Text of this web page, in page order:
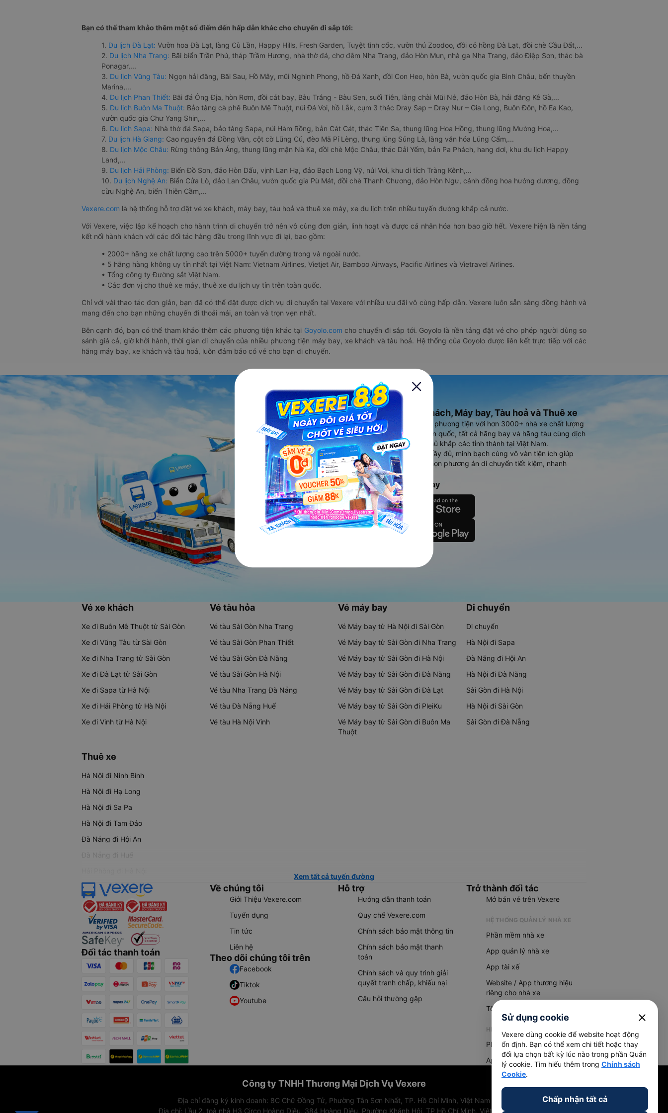
Bạn có thể tham khảo thêm một số điểm đến hấp dẫn khác cho chuyến đi sắp tới:
1. Du lịch Đà Lạt: Vườn hoa Đà Lạt, làng Cù Lần, Happy Hills, Fresh Garden, Tuyệt tình cốc, vườn thú Zoodoo, đồi cỏ hồng Đà Lạt, đồi chè Cầu Đất,...
2. Du lịch Nha Trang: Bãi biển Trần Phú, tháp Trầm Hương, nhà thờ đá, chợ đêm Nha Trang, đảo Hòn Mun, nhà ga Nha Trang, đảo Điệp Sơn, thác bà
Ponagar,...
3. Du lịch Vũng Tàu: Ngọn hải đăng, Bãi Sau, Hồ Mây, mũi Nghinh Phong, hồ Đá Xanh, đồi Con Heo, hòn Bà, vườn quốc gia Bình Châu, bến thuyền
Marina,...
4. Du lịch Phan Thiết: Bãi đá Ông Địa, hòn Rơm, đồi cát bay, Bàu Trắng - Bàu Sen, suối Tiên, làng chài Mũi Né, đảo Hòn Bà, hải đăng Kê Gà,...
5. Du lịch Buôn Ma Thuột: Bảo tàng cà phê Buôn Mê Thuột, núi Đá Voi, hồ Lắk, cụm 3 thác Dray Sap – Dray Nur – Gia Long, Buôn Đôn, hồ Ea Kao,
vườn quốc gia Chư Yang Shin,...
6. Du lịch Sapa: Nhà thờ đá Sapa, bảo tàng Sapa, núi Hàm Rồng, bản Cát Cát, thác Tiên Sa, thung lũng Hoa Hồng, thung lũng Mường Hoa,...
7. Du lịch Hà Giang: Cao nguyên đá Đồng Văn, cột cờ Lũng Cú, đèo Mã Pí Lèng, thung lũng Sủng Là, làng văn hóa Lũng Cẩm,...
8. Du lịch Mộc Châu: Rừng thông Bản Áng, thung lũng mận Nà Ka, đồi chè Mộc Châu, thác Dải Yếm, bản Pa Phách, hang dơi, khu du lịch Happy
Land,...
9. Du lịch Hải Phòng: Biển Đồ Sơn, đảo Hòn Dấu, vịnh Lan Hạ, đảo Bạch Long Vỹ, núi Voi, khu di tích Tràng Kênh,...
10. Du lịch Nghệ An: Biển Cửa Lò, đảo Lan Châu, vườn quốc gia Pù Mát, đồi chè Thanh Chương, đảo Hòn Ngư, cánh đồng hoa hướng dương, đồng
cừu Nghệ An, biển Thiên Cầm,...
Vexere.com là hệ thống hỗ trợ đặt vé xe khách, máy bay, tàu hoả và thuê xe máy, xe du lịch trên nhiều tuyến đường khắp cả nước.
Với Vexere, việc lập kế hoạch cho hành trình di chuyển trở nên vô cùng đơn giản, linh hoạt và được cá nhân hóa hơn bao giờ hết. Vexere hiện là nền tảng
kết nối hành khách với các đối tác hàng đầu trong lĩnh vực đi lại, bao gồm:
• 2000+ hãng xe chất lượng cao trên 5000+ tuyến đường trong và ngoài nước.
• 5 hãng hàng không uy tín nhất tại Việt Nam: Vietnam Airlines, Vietjet Air, Bamboo Airways, Pacific Airlines và Vietravel Airlines.
• Tổng công ty Đường sắt Việt Nam.
• Các đơn vị cho thuê xe máy, thuê xe du lịch uy tín trên toàn quốc.
Chỉ với vài thao tác đơn giản, bạn đã có thể đặt được dịch vụ di chuyển tại Vexere với nhiều ưu đãi vô cùng hấp dẫn. Vexere luôn sẵn sàng đồng hành và
mang đến cho bạn những chuyến đi thoải mái, an toàn và trọn vẹn nhất.
Bên cạnh đó, bạn có thể tham khảo thêm các phương tiện khác tại Goyolo.com cho chuyến đi sắp tới. Goyolo là nền tảng đặt vé cho phép người dùng so
sánh giá cả, giờ khởi hành, thời gian di chuyển của nhiều phương tiện máy bay, xe khách và tàu hoả. Hệ thống của Goyolo được liên kết trực tiếp với các
hãng máy bay, xe khách và tàu hoả, luôn đảm bảo có vé cho bạn di chuyển.
Ứng dụng đặt vé Xe khách, Máy bay, Tàu hoả và Thuê xe
Vexere - ứng dụng đặt vé đa phương tiện với hơn 3000+ nhà xe chất lượng
cao, 5000+ tuyến đường toàn quốc, tất cả hãng bay và hãng tàu cùng dịch
vụ thuê xe máy, xe du lịch phủ khắp các tỉnh thành tại Việt Nam.
Ứng dụng hiển thị thông tin đầy đủ, minh bạch cùng vô vàn tiện ích giúp
người dùng so sánh và lựa chọn phương án di chuyển tiết kiệm, nhanh
chóng và phù hợp nhất.
Tải ứng dụng Vexere ngay
Vé xe khách
Xe đi Buôn Mê Thuột từ Sài Gòn
Xe đi Vũng Tàu từ Sài Gòn
Xe đi Nha Trang từ Sài Gòn
Xe đi Đà Lạt từ Sài Gòn
Xe đi Sapa từ Hà Nội
Xe đi Hải Phòng từ Hà Nội
Xe đi Vinh từ Hà Nội
Vé tàu hỏa
Vé tàu Sài Gòn Nha Trang
Vé tàu Sài Gòn Phan Thiết
Vé tàu Sài Gòn Đà Nẵng
Vé tàu Sài Gòn Hà Nội
Vé tàu Nha Trang Đà Nẵng
Vé tàu Đà Nẵng Huế
Vé tàu Hà Nội Vinh
Vé máy bay
Vé Máy bay từ Hà Nội đi Sài Gòn
Vé Máy bay từ Sài Gòn đi Nha Trang
Vé Máy bay từ Sài Gòn đi Hà Nội
Vé Máy bay từ Sài Gòn đi Đà Nẵng
Vé Máy bay từ Sài Gòn đi Đà Lạt
Vé Máy bay từ Sài Gòn đi PleiKu
Vé Máy bay từ Sài Gòn đi Buôn Ma
Thuột
Di chuyển
Di chuyển
Hà Nội đi Sapa
Đà Nẵng đi Hội An
Hà Nội đi Đà Nẵng
Sài Gòn đi Hà Nội
Hà Nội đi Sài Gòn
Sài Gòn đi Đà Nẵng
Thuê xe
Hà Nội đi Ninh Bình
Hà Nội đi Hạ Long
Hà Nội đi Sa Pa
Hà Nội đi Tam Đảo
Đà Nẵng đi Hội An
Đà Nẵng đi Huế
Xem tất cả tuyến đường
Đối tác thanh toán
Về chúng tôi
Giới Thiệu Vexere.com
Tuyển dụng
Tin tức
Liên hệ
Theo dõi chúng tôi trên
Facebook
Tiktok
Youtube
Hỗ trợ
Hướng dẫn thanh toán
Quy chế Vexere.com
Chính sách bảo mật thông tin
Chính sách bảo mật thanh
toán
Chính sách và quy trình giải
quyết tranh chấp, khiếu nại
Câu hỏi thường gặp
Trở thành đối tác
Mở bán vé trên Vexere
HỆ THỐNG QUẢN LÝ NHÀ XE
Phần mềm nhà xe
App quản lý nhà xe
App tài xế
Website / App thương hiệu
riêng cho nhà xe
Tổng đài AI
HỆ THỐNG QUẢN LÝ HÀNG HOÁ
Phần mềm quản lý hàng hoá
App quản lý hàng hoá
Công ty TNHH Thương Mại Dịch Vụ Vexere
Địa chỉ đăng ký kinh doanh: 8C Chữ Đồng Tử, Phường Tân Sơn Nhất, TP. Hồ Chí Minh, Việt Nam
Địa chỉ: Lầu 2, toà nhà H3 Circo Hoàng Diệu, 384 Hoàng Diệu, Phường Khánh Hội, TP Hồ Chí Minh, Việt Nam
Sử dụng cookie close
Vexere dùng cookie để website hoạt động
ổn định. Bạn có thể xem chi tiết hoặc thay
đổi lựa chọn bất kỳ lúc nào trong phần Quản
lý cookie. Tìm hiểu thêm trong Chính sách
Cookie.
Chấp nhận tất cả